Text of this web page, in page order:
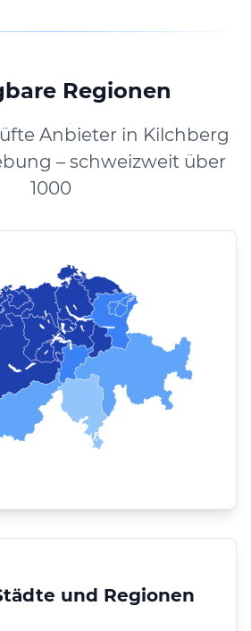
Regionen
Anbieter in Kilchberg
– schweizweit über
1000
und Regionen